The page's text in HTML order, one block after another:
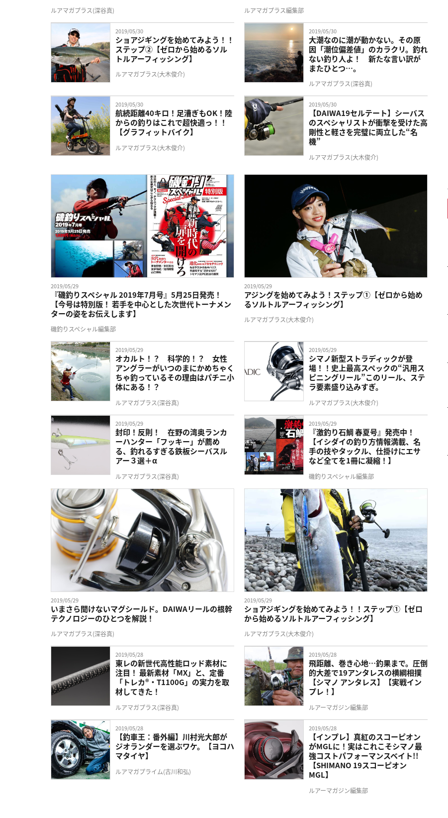
ルアマガプラス(深谷真) ルアマガプラス編集部
2019/05/30
ショアジギングを始めてみよう！！
ステップ②【ゼロから始めるソル
トルアーフィッシング】
ルアマガプラス(大木俊介)
2019/05/30
大潮なのに潮が動かない。その原
因「潮位偏差値」のカラクリ。釣れ
ない釣り人よ！ 新たな言い訳が
またひとつ…。
ルアマガプラス(深谷真)
2019/05/30
航続距離40キロ！足漕ぎもOK！陸
からの釣りはこれで超快適っ！！
【グラフィットバイク】
ルアマガプラス(大木俊介)
2019/05/30
【DAIWA19セルテート】シーバス
のスペシャリストが衝撃を受けた高
剛性と軽さを完璧に両立した“名
機”
ルアマガプラス(大木俊介)
2019/05/29
『磯釣りスペシャル 2019年7月号』5月25日発売！
【今号は特別版！ 若手を中心とした次世代トーナメン
ターの姿をお伝えします】
磯釣りスペシャル編集部
2019/05/29
アジングを始めてみよう！ステップ①【ゼロから始め
るソルトルアーフィッシング】
ルアマガプラス(大木俊介)
2019/05/29
オカルト！？ 科学的！？ 女性
アングラーがいつのまにかめちゃく
ちゃ釣っているその理由はパチニ小
体にある！？
ルアマガプラス(深谷真)
2019/05/29
シマノ新型ストラディックが登
場！！史上最高スペックの“汎用ス
ピニングリール”このリール、ステ
ラ要素盛り込みすぎ。
ルアマガプラス(大木俊介)
2019/05/29
封印！反則！ 在野の湾奥ランカ
ーハンター「フッキー」が薦め
る、釣れるすぎる鉄板シーバスル
アー３選＋α
ルアマガプラス(深谷真)
2019/05/29
『激釣り石鯛 春夏号』発売中！
【イシダイの釣り方情報満載、名
手の技やタックル、仕掛けにエサ
など全てを1冊に凝縮！】
磯釣りスペシャル編集部
2019/05/29
いまさら聞けないマグシールド。DAIWAリールの根幹
テクノロジーのひとつを解説！
ルアマガプラス(深谷真)
2019/05/29
ショアジギングを始めてみよう！！ステップ①【ゼロ
から始めるソルトルアーフィッシング】
ルアマガプラス(大木俊介)
2019/05/28
東レの新世代高性能ロッド素材に
注目！ 最新素材「MX」と、定番
「トレカ®・T1100G」の実力を取
材してきた！
ルアマガプラス(深谷真)
2019/05/28
飛距離、巻き心地…釣果まで。圧倒
的大差で19アンタレスの横綱相撲
【シマノ アンタレス】【実戦イン
プレ！】
ルアーマガジン編集部
2019/05/28
【釣車王：番外編】川村光大郎が
ジオランダーを選ぶワケ。【ヨコハ
マタイヤ】
ルアマガプライム(古川和弘)
2019/05/28
【インプレ】真紅のスコーピオン
がMGLに！実はこれこそシマノ最
強コストパフォーマンスベイト!!
【SHIMANO 19スコーピオン
MGL】
ルアーマガジン編集部